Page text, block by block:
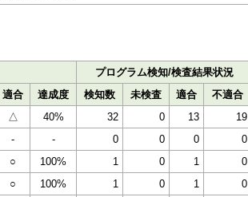
プログラム検知/検査結果状況
適合 達成度 検知数 未検査 適合
不適合
△ 40% 32 0 13
19
- - 0 0 0
0
○ 100% 1 0 1
0
○ 100% 1 0 1
0